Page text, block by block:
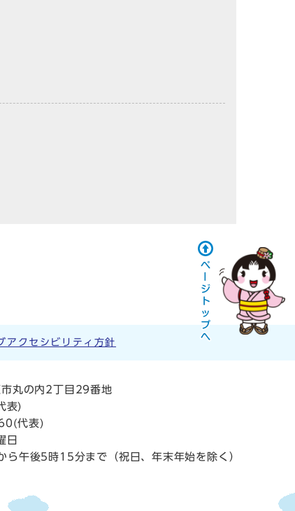
アクセシビリティ方針
丸の内2丁目29番地
表)
代表)
日
ら午後5時15分まで（祝日、年末年始を除く）